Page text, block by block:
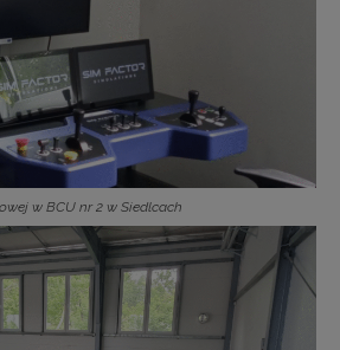
w BCU nr 2 w Siedlcach